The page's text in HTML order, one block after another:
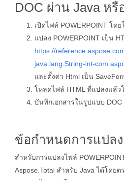
DOC ผ่าน Java ห
เปิดไฟล์ POWERPOINT โด
แปลง POWERPOINT เป็น
https://
java.lang.String-int-
และตั้งค่า Html เป็น
โหลดไฟล์ HTML ที่แปลงแล้ว
บันทึกเอกสารในรูปแบบ DOC
ข้อกำหนดการแปลง
สำหรับการแปลงไฟล์
Aspose.Total สำหรับ Java ได้โดยต